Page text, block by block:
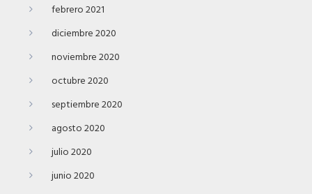
febrero 2021
diciembre 2020
noviembre 2020
octubre 2020
septiembre 2020
agosto 2020
julio 2020
junio 2020